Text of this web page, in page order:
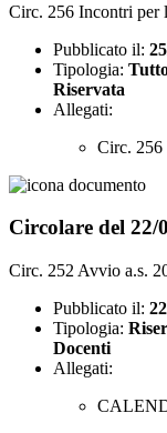
Circ. 256 Incontri per
Pubblicato il:
Tipologia:
Riservata
Allegati:
Circ. 256
Circolare del 22/
Circ. 252 Avvio a.s.
Pubblicato il:
Tipologia:
Docenti
Allegati: